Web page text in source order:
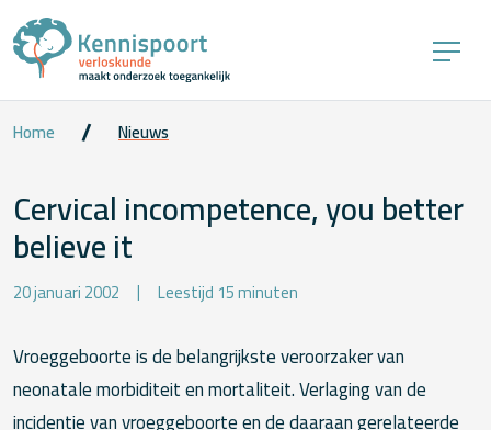
Home Nieuws
Cervical incompetence, you better
believe it
20 januari 2002 Leestijd 15 minuten
Vroeggeboorte is de belangrijkste veroorzaker van
neonatale morbiditeit en mortaliteit. Verlaging van de
incidentie van vroeggeboorte en de daaraan gerelateerde